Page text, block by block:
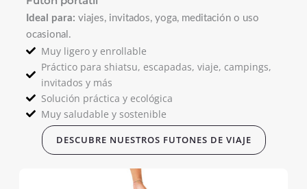
Ideal para: viajes, invitados, yoga, meditación o uso
ocasional.
Muy ligero y enrollable
Práctico para shiatsu, escapadas, viaje, campings,
invitados y más
Solución práctica y ecológica
Muy saludable y sostenible
DESCUBRE NUESTROS FUTONES DE VIAJE